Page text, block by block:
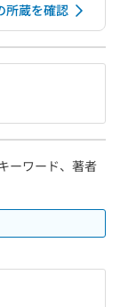
所蔵を確認
ーワード、著者